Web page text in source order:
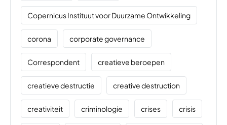
Copernicus Instituut voor Duurzame Ontwikkeling
corona corporate governance
Correspondent creatieve beroepen
creatieve destructie creative destruction
creativiteit criminologie crises crisis